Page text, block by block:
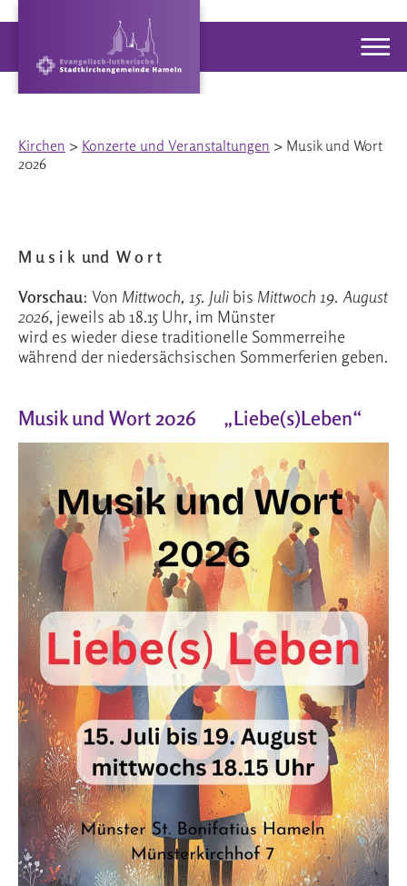
Kirchen > Konzerte und Veranstaltungen > Musik und Wort
2026
M u s i k und W o r t
Vorschau: Von Mittwoch, 15. Juli bis Mittwoch 19. August
2026, jeweils ab 18.15 Uhr, im Münster
wird es wieder diese traditionelle Sommerreihe
während der niedersächsischen Sommerferien geben.
Musik und Wort 2026 „Liebe(s)Leben“